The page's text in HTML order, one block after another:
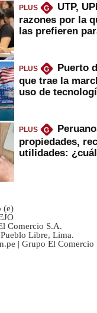
PLUS G
UTP,
razones por la
las prefieren
PLUS G
Puerto
que trae la
uso de
PLUS G
propiedades,
utilidades:
(e)
Comercio S.A.
Libre, Lima.
| Grupo El Comercio